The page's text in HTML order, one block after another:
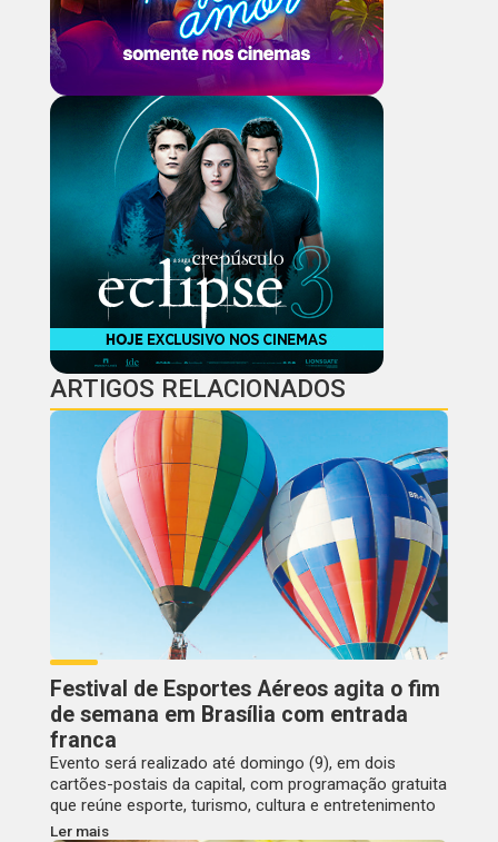
ARTIGOS RELACIONADOS
Festival de Esportes Aéreos agita o fim
de semana em Brasília com entrada
franca
Evento será realizado até domingo (9), em dois
cartões-postais da capital, com programação gratuita
que reúne esporte, turismo, cultura e entretenimento
Ler mais